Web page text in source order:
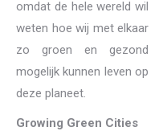
omdat de hele wereld wil
weten hoe wij met elkaar
zo groen en gezond
mogelijk kunnen leven op
deze planeet.
Growing Green Cities